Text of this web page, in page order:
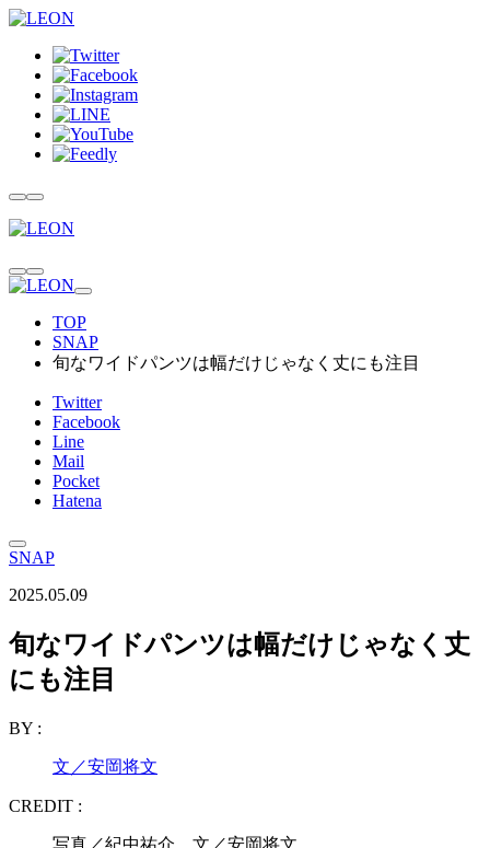
TOP
SNAP
旬なワイドパンツは幅だけじゃなく丈にも注目
Twitter
Facebook
Line
Mail
Pocket
Hatena
SNAP
2025.05.09
旬なワイドパンツは幅だけじゃなく丈
にも注目
BY :
文／安岡将文
CREDIT :
写真／紀中祐介 文／安岡将文